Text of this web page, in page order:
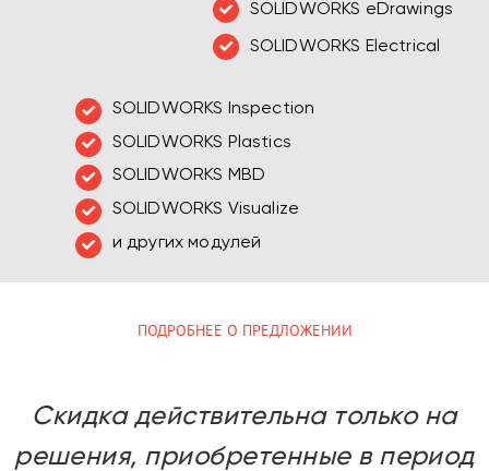
SOLIDWORKS eDrawings
SOLIDWORKS Electrical
SOLIDWORKS Inspection
SOLIDWORKS Plastics
SOLIDWORKS MBD
SOLIDWORKS Visualize
и других модулей
ПОДРОБНЕЕ О ПРЕДЛОЖЕНИИ
Скидка действительна только на
решения, приобретенные в период